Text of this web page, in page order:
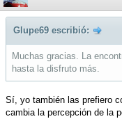
Glupe69 escribió:
Muchas gracias. La
hasta la disfruto más.
Sí, yo también las prefiero
cambia la percepción de la